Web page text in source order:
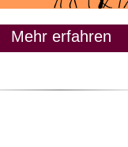
Mehr erfahren